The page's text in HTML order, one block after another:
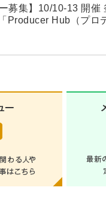
募集】10/10-13 開催
Producer Hub（プロ